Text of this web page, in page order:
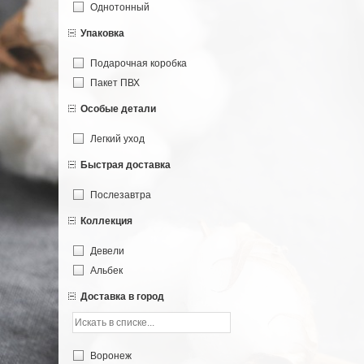
Однотонный
Упаковка
Подарочная коробка
Пакет ПВХ
Особые детали
Легкий уход
Быстрая доставка
Послезавтра
Коллекция
Девели
Альбек
Доставка в город
Воронеж